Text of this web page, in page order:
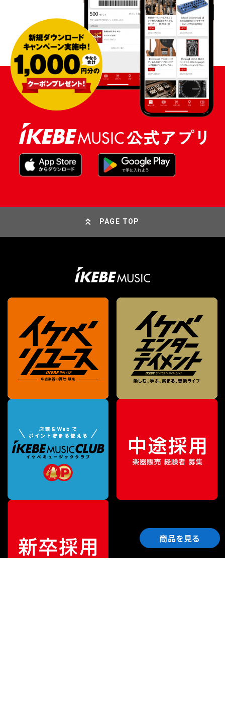
商品を見る
PAGE TOP